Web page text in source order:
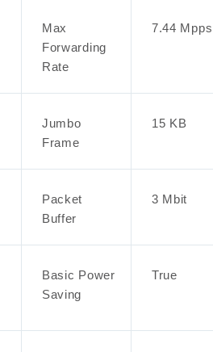
Max
Forwarding
Rate
7.44 Mpps
Jumbo
Frame
15 KB
Packet
Buffer
3 Mbit
Basic Power
Saving
True